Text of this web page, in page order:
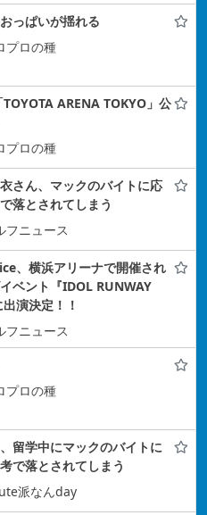
っぱいが揺れる
プロの種
ARENA TOKYO」公
プロの種
衣さん、マックのバイトに応
落とされてしまう
フニュース
、横浜アリーナで開催され
ベント『IDOL RUNWAY
演決定！！
フニュース
プロの種
留学中にマックのバイトに
で落とされてしまう
派なんday